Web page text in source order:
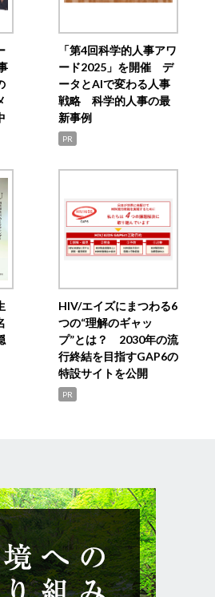
「第4回科学的人事アワ
ード2025」を開催 デ
ータとAIで変わる人事
戦略 科学的人事の最
新事例
PR
HIV/エイズにまつわる6
つの“理解のギャッ
プ”とは？ 2030年の流
行終結を目指すGAP6の
特設サイトを公開
PR